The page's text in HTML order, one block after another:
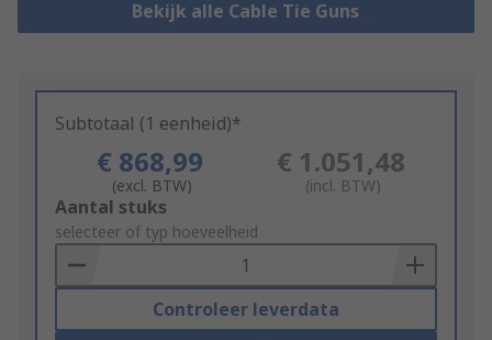
Bekijk alle Cable Tie Guns
Subtotaal (1 eenheid)*
€ 868,99
(excl. BTW)
€ 1.051,48
(incl. BTW)
Add
to
Basket
Aantal stuks
selecteer of typ hoeveelheid
Controleer leverdata